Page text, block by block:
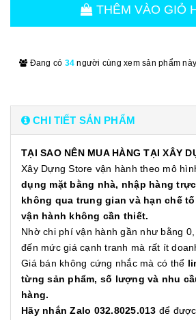
THÊM VÀO GIỎ
Đang có 34 người cùng xem sản phẩm này
CHI TIẾT SẢN PHẨM
TẠI SAO NÊN MUA HÀNG TẠI XÂY
Xây Dựng Store vận hành theo mô
dụng mặt bằng nhà, nhập hàng
không qua trung gian và hạn chế
vận hành không cần thiết.
Nhờ chi phí vận hành gần như bằng
đến mức giá cạnh tranh mà rất ít
Giá bán không cứng nhắc mà có thể
từng sản phẩm, số lượng và nhu
hàng.
Hãy nhắn Zalo 032.8025.013 để